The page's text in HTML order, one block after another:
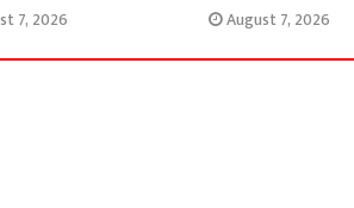
7, 2026 August 7, 2026